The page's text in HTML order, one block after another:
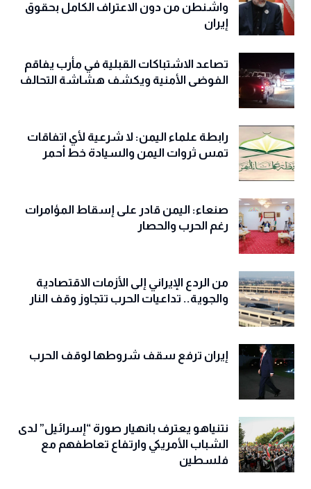
واشنطن من دون الاعتراف الكامل بحقوق
إيران
تصاعد الاشتباكات القبلية في مأرب يفاقم
الفوضى الأمنية ويكشف هشاشة التحالف
رابطة علماء اليمن: لا شرعية لأي اتفاقات
تمس ثروات اليمن والسيادة خط أحمر
صنعاء: اليمن قادر على إسقاط المؤامرات
رغم الحرب والحصار
من الردع الإيراني إلى الأزمات الاقتصادية
والجوية.. تداعيات الحرب تتجاوز وقف النار
إيران ترفع سقف شروطها لوقف الحرب
نتنياهو يعترف بانهيار صورة “إسرائيل” لدى
الشباب الأمريكي وارتفاع تعاطفهم مع
فلسطين